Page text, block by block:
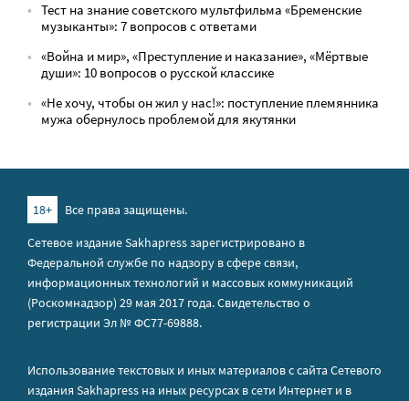
Тест на знание советского мультфильма «Бременские
музыканты»: 7 вопросов с ответами
«Война и мир», «Преступление и наказание», «Мёртвые
души»: 10 вопросов о русской классике
«Не хочу, чтобы он жил у нас!»: поступление племянника
мужа обернулось проблемой для якутянки
18+
Все права защищены.
Сетевое издание Sakhapress зарегистрировано в
Федеральной службе по надзору в сфере связи,
информационных технологий и массовых коммуникаций
(Роскомнадзор) 29 мая 2017 года. Свидетельство о
регистрации Эл № ФС77-69888.
Использование текстовых и иных материалов с сайта Сетевого
издания Sakhapress на иных ресурсах в сети Интернет и в